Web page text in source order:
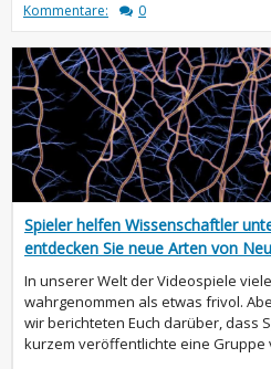
Kommentare:
0
Spieler helfen Wissenschaftler
entdecken Sie neue Arten von
In unserer Welt der Videospiele
wahrgenommen als etwas frivol.
wir berichteten Euch darüber, dass
kurzem veröffentlichte eine Gruppe